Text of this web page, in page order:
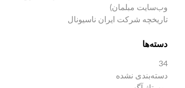
وب‌سایت مبلمان)
تاریخچه شرکت ایران ناسیونال
دسته‌ها
34
دسته‌بندی نشده